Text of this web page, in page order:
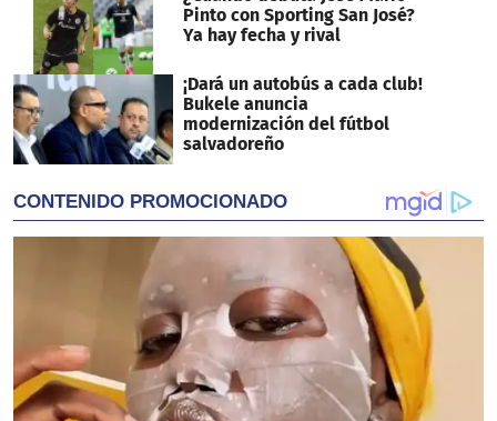
Pinto con Sporting San José?
Ya hay fecha y rival
¡Dará un autobús a cada club!
Bukele anuncia
modernización del fútbol
salvadoreño